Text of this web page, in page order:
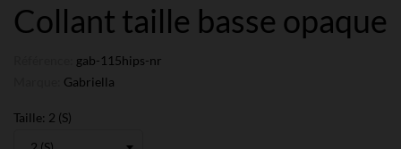
Collant taille basse opaque
gab-115hips-nr
Gabriella
Taille: 2 (S)